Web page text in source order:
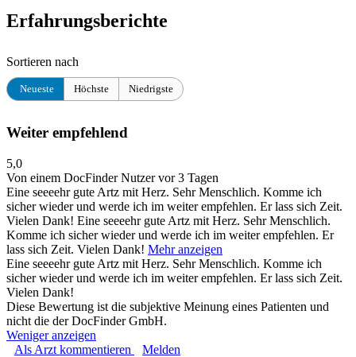
Erfahrungsberichte
Sortieren nach
Neueste Höchste Niedrigste
Weiter empfehlend
5,0
Von einem DocFinder Nutzervor 3 Tagen
Eine seeeehr gute Artz mit Herz. Sehr Menschlich. Komme ich
sicher wieder und werde ich im weiter empfehlen. Er lass sich Zeit.
Vielen Dank! Eine seeeehr gute Artz mit Herz. Sehr Menschlich.
Komme ich sicher wieder und werde ich im weiter empfehlen. Er
lass sich Zeit. Vielen Dank! Mehr anzeigen
Eine seeeehr gute Artz mit Herz. Sehr Menschlich. Komme ich
sicher wieder und werde ich im weiter empfehlen. Er lass sich Zeit.
Vielen Dank!
Diese Bewertung ist die subjektive Meinung eines Patienten und
nicht die der DocFinder GmbH.
Weniger anzeigen
Als Arzt kommentieren
Melden